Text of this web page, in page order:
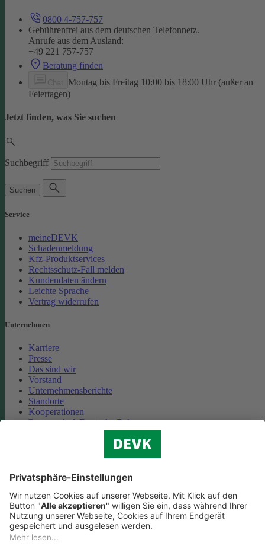
0800 4-757-757
Gebührenfrei aus dem deutschen Telefonnetz.
Anrufe aus dem Ausland:
+49 221 757-757
Beratung finden
Montag bis Freitag 10:00 bis 18:00 Uhr (außer an
Feiertagen)
Jetzt finden, was Sie suchen
Suchbegriff
Suchen
Service
meineDEVK
Schadenmeldung
Kfz-Produktservices
Rechtsschutz-Fall melden
Kundendaten ändern
Leichte Sprache
Vertrag widerrufen
Unternehmen
Karriere
Presse
Das sind wir
Vorstand
Unternehmensberichte
Standorte
Kooperationen
Partnerschaft Deutsche Bahn
Cookie-Einstellungen
Datenschutz
Impressum